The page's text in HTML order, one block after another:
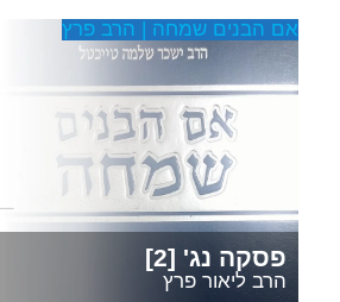
אם הבנים שמחה | הרב פרץ
פסקה נג' [2]
הרב ליאור פרץ